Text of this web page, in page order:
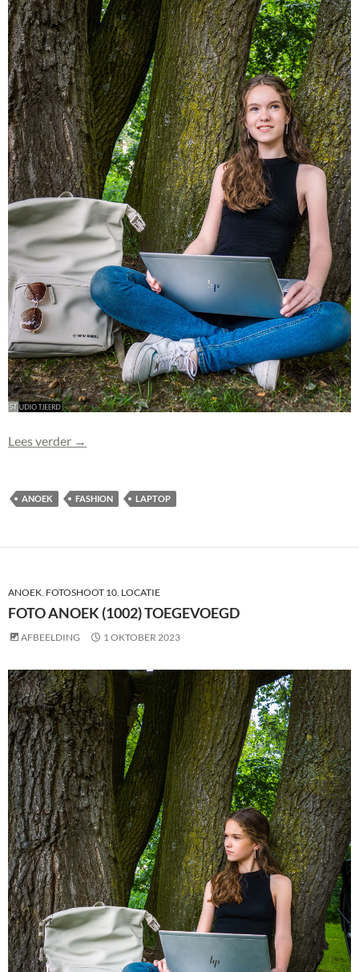
Lees verder Foto Anoek (1003) toegevoegd
→
ANOEK FASHION LAPTOP
ANOEK, FOTOSHOOT 10, LOCATIE
FOTO ANOEK (1002) TOEGEVOEGD
AFBEELDING 1 OKTOBER 2023